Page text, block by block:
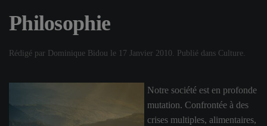
Philosophie
Rédigé par Dominique Bidou le 17 Janvier 2010. Publié dans Culture.
Notre société est en profonde
mutation. Confrontée à des
crises multiples, alimentaires,